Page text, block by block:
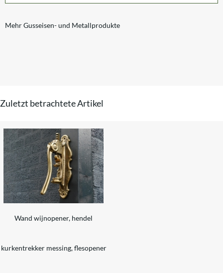
Mehr Gusseisen- und Metallprodukte
Zuletzt betrachtete Artikel
Wand wijnopener, hendel
kurkentrekker messing, flesopener